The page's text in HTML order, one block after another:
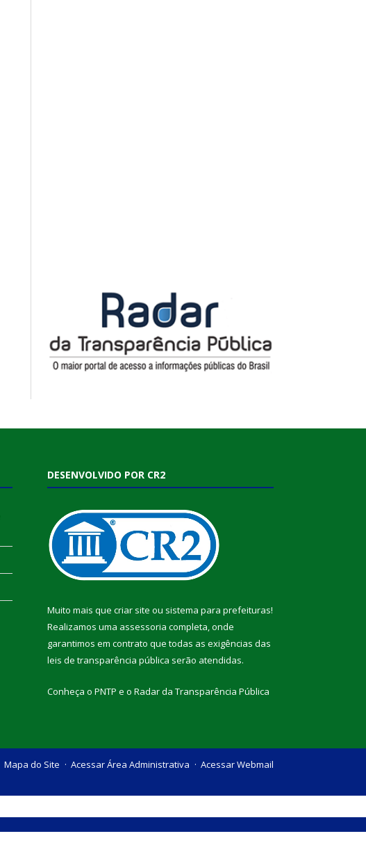
DESENVOLVIDO POR CR2
Muito mais que criar site ou sistema para prefeituras!
Realizamos uma assessoria completa, onde
garantimos em contrato que todas as exigências das
leis de transparência pública serão atendidas.
Conheça o PNTP e o Radar da Transparência Pública
Mapa do Site Acessar Área Administrativa Acessar Webmail